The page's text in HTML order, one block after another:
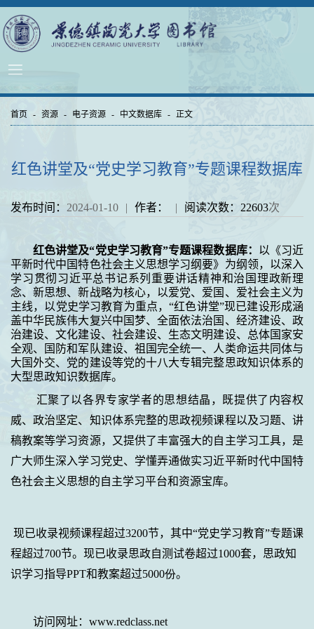
首页 - 资源 - 电子资源 - 中文数据库 - 正文
红色讲堂及“党史学习教育”专题课程数据库
发布时间： 2024-01-10 | 作者： | 阅读次数： 22603次
红色讲堂及“党史学习教育”专题课程数据库： 以《习近
平新时代中国特色社会主义思想学习纲要》为纲领，以深入
学习贯彻习近平总书记系列重要讲话精神和治国理政新理
念、新思想、新战略为核心，以爱党、爱国、爱社会主义为
主线，以党史学习教育为重点，“红色讲堂”现已建设形成涵
盖中华民族伟大复兴中国梦、全面依法治国、经济建设、政
治建设、文化建设、社会建设、生态文明建设、总体国家安
全观、国防和军队建设、祖国完全统一、人类命运共同体与
大国外交、党的建设等党的十八大专辑完整思政知识体系的
大型思政知识数据库。
汇聚了以各界专家学者的思想结晶，既提供了内容权
威、政治坚定、知识体系完整的思政视频课程以及习题、讲
稿教案等学习资源，又提供了丰富强大的自主学习工具，是
广大师生深入学习党史、学懂弄通做实习近平新时代中国特
色社会主义思想的自主学习平台和资源宝库。
现已收录视频课程超过3200节，其中“党史学习教育”专题课
程超过700节。 现已收录思政自测试卷超过1000套，思政知
识学习指导PPT和教案超过5000份。
访问网址： www.redclass.net